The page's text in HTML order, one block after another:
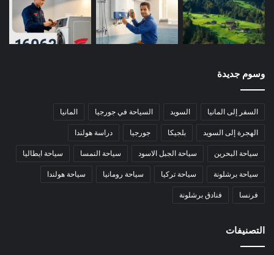
وسوم جديدة
السفر إلى المانيا السويد السياحة في جورجيا المانيا
الهجرة إلى السويد بلجيكا جورجيا دراسة هولندا
سياحة البحرين سياحة الجبل الاسود سياحة النمسا سياحة ايطاليا
سياحة برشلونة سياحة تركيا سياحة رومانيا سياحة هولندا
فرنسا فنادق برشلونة
التصنيفات